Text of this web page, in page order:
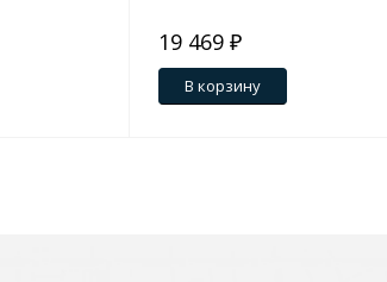
19 469 ₽
В корзину